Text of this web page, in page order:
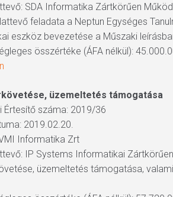
SDA Informatika Zártkörűen
feladata a Neptun Egységes
eszköz bevezetése a Műszaki
összértéke (ÁFA nélkül):
üzemeltetés támogatása
Értesítő száma: 2019/36
2019.02.20.
Informatika Zrt
IP Systems Informatikai
üzemeltetés támogatása,